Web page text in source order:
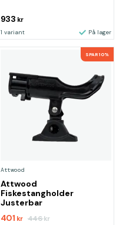
933 kr
1 variant På lager
SPAR 10%
Attwood
Attwood
Fiskestangholder
Justerbar
401 kr 446kr